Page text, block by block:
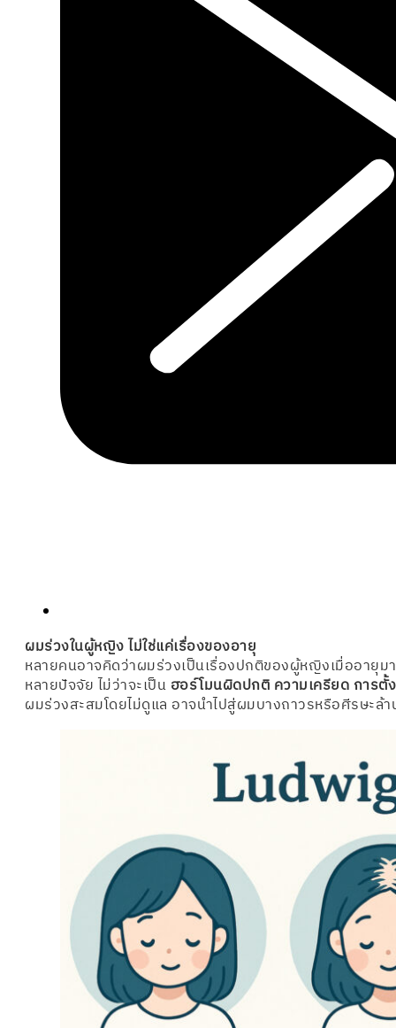
ผมร่วงในผู้หญิง ไม่ใช่แค่เรื่องของอายุ
หลายคนอาจคิดว่าผมร่วงเป็นเรื่องปกติของผู้หญิงเมื่ออายุ
หลายปัจจัย ไม่ว่าจะเป็น ฮอร์โมนผิดปกติ ความเครียด การตั้
ผมร่วงสะสมโดยไม่ดูแล อาจนำไปสู่ผมบางถาวรหรือศีรษะล้